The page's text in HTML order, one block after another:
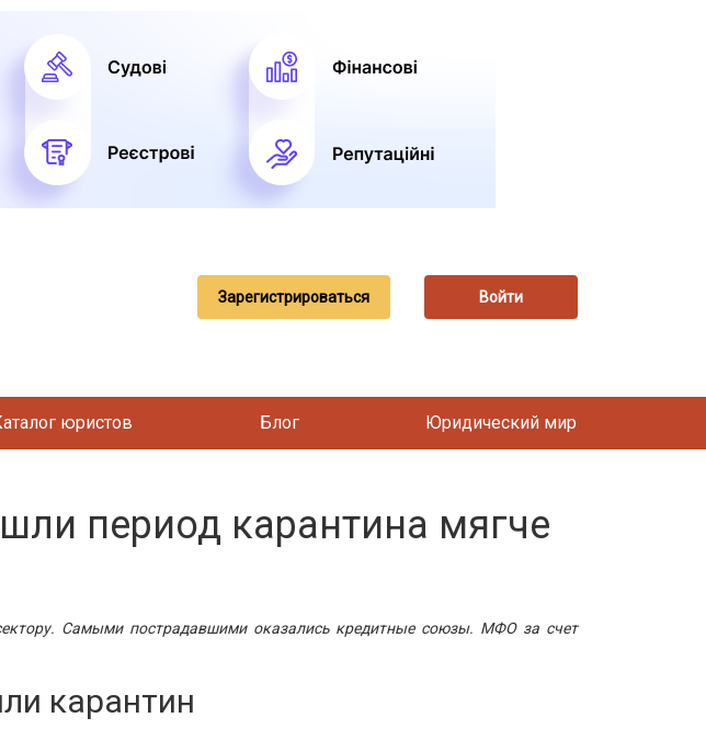
Зарегистрироваться Войти
юристов Блог Юридический мир
период карантина мягче
Самыми пострадавшими оказались кредитные союзы. МФО за счет
карантин